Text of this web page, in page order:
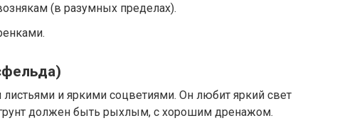
(в разумных пределах).
и яркими соцветиями. Он любит яркий свет
грунт должен быть рыхлым, с хорошим дренажом.